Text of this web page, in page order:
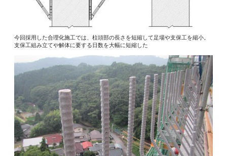
今回採用した合理化施工では、柱頭部の長さを短縮して足場や支保工を縮小。
支保工組み立てや解体に要する日数を大幅に短縮した